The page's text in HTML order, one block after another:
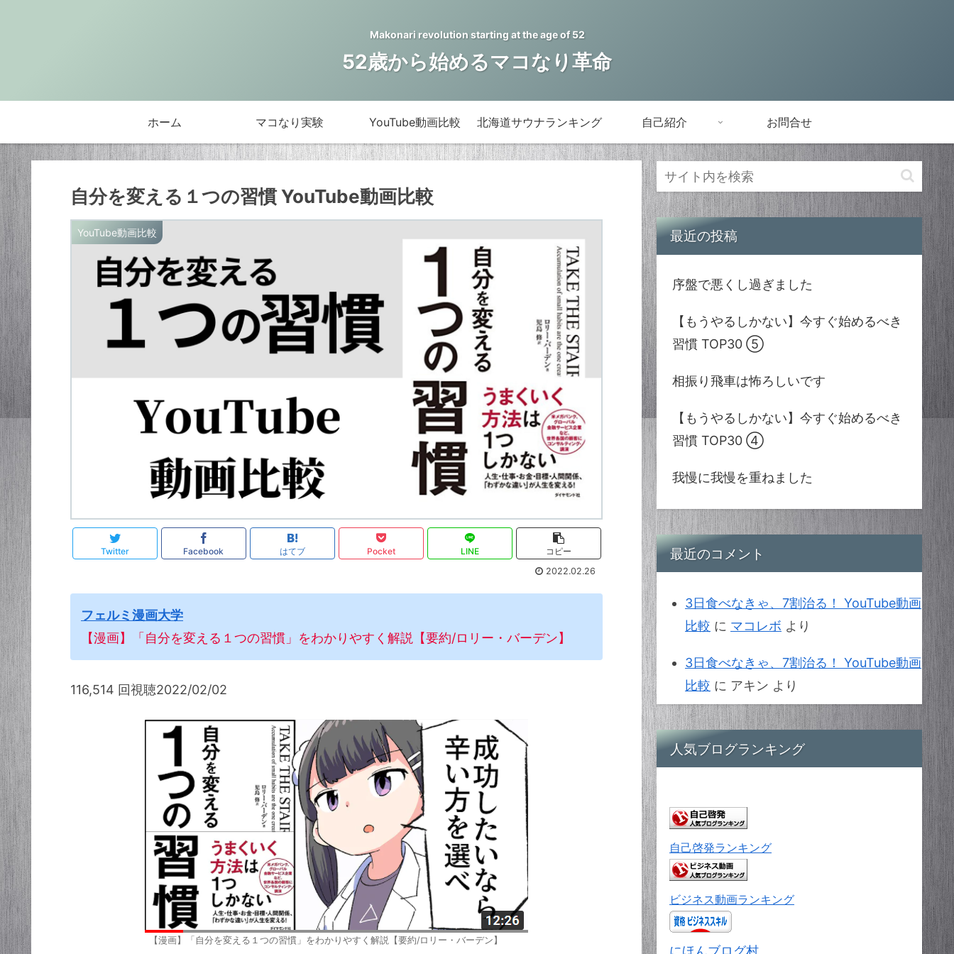
Makonari revolution starting at the age of 52
52歳から始めるマコなり革命
ホーム マコなり実験 YouTube動画比較 北海道サウナランキング 自己紹介 お問合せ
自分を変える１つの習慣 YouTube動画比較
YouTube動画比較
Twitter Facebook はてブ Pocket LINE
コピー
2022.02.26
フェルミ漫画大学
【漫画】「自分を変える１つの習慣」をわかりやすく解説【要約/ロリー・バーデン】
116,514 回視聴2022/02/02
【漫画】「自分を変える１つの習慣」をわかりやすく解説【要約/ロリー・バーデン】
最近の投稿
序盤で悪くし過ぎました
【もうやるしかない】今すぐ始めるべき
習慣 TOP30 ⑤
相振り飛車は怖ろしいです
【もうやるしかない】今すぐ始めるべき
習慣 TOP30 ④
我慢に我慢を重ねました
最近のコメント
3日食べなきゃ、7割治る！ YouTube動画
比較 に マコレボ より
3日食べなきゃ、7割治る！ YouTube動画
比較 に アキン より
人気ブログランキング
自己啓発ランキング
ビジネス動画ランキング
にほんブログ村